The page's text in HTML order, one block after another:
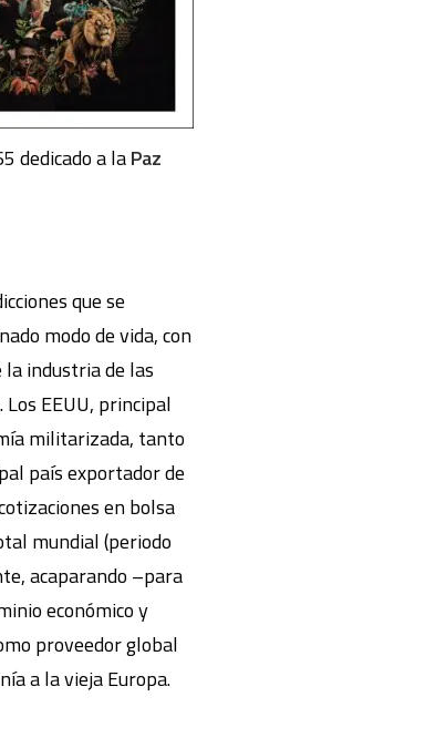
dedicado a laPaz
que se
modo de vida, con
la industria de las
EEUU, principal
militarizada, tanto
país exportador de
en bolsa
mundial (periodo
acaparando –para
económico y
proveedor global
a la vieja Europa.